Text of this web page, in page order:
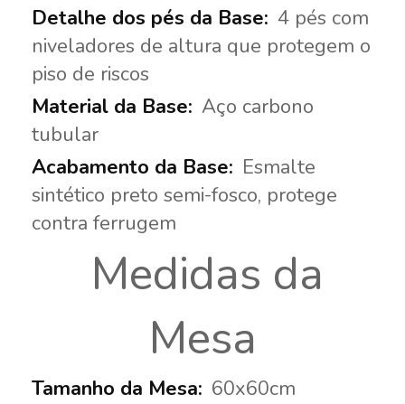
4 pés com
niveladores de altura que protegem o
piso de riscos
Aço carbono
tubular
Esmalte
sintético preto semi-fosco, protege
contra ferrugem
Medidas da
Mesa
60x60cm